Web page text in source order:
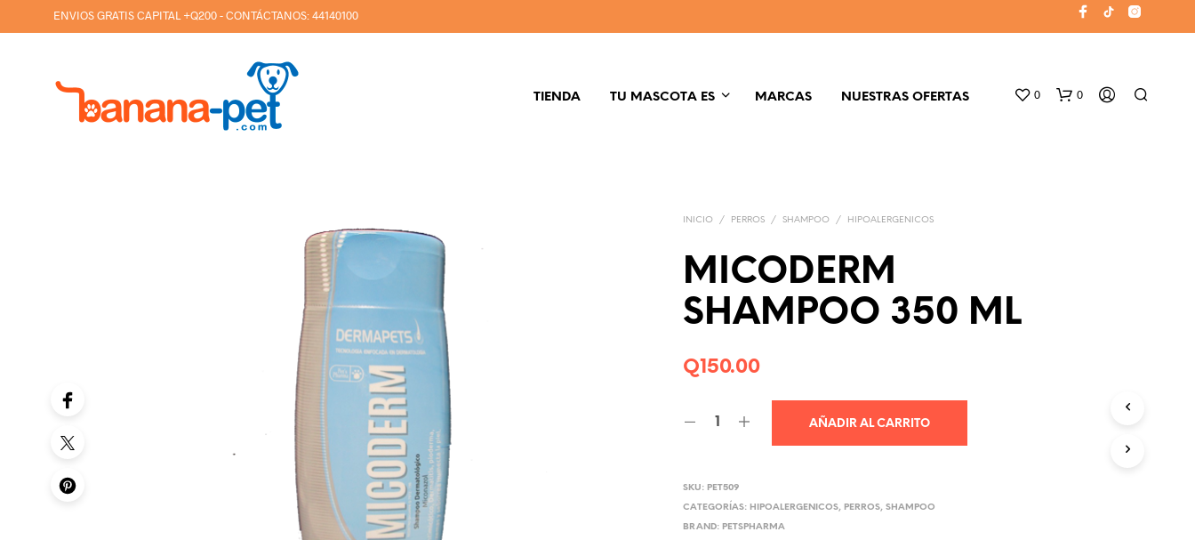
ENVIOS GRATIS CAPITAL +Q200 - CONTÁCTANOS:44140100
TIENDA TU MASCOTA ES MARCAS NUESTRAS OFERTAS 0 0
INICIO / PERROS / SHAMPOO / HIPOALERGENICOS
MICODERM
SHAMPOO 350 ML
Q150.00
AÑADIR AL CARRITO
SKU: PET509
CATEGORÍAS: HIPOALERGENICOS, PERROS,SHAMPOO
BRAND: PETSPHARMA